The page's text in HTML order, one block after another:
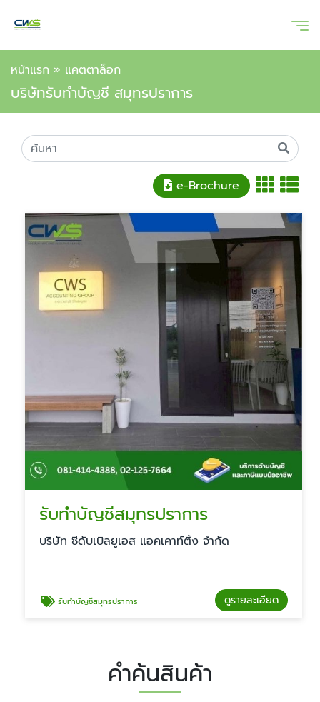
หน้าแรก » แคตตาล็อก
บริษัทรับทำบัญชี สมุทรปราการ
e-Brochure
รับทำบัญชีสมุทรปราการ
บริษัท ซีดับเบิลยูเอส แอคเคาท์ติ้ง จำกัด
รับทำบัญชีสมุทรปราการ ดูรายละเอียด
คำค้นสินค้า